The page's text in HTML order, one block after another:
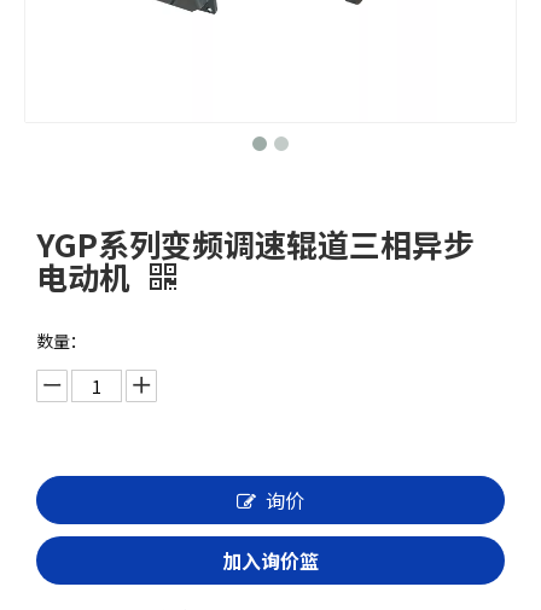
YGP系列变频调速辊道三相异步
电动机
数量：
询价
加入询价篮